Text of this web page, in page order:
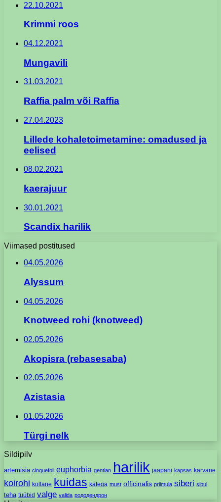
22.10.2021
Krimmi roos
04.12.2021
Mungavili
31.03.2021
Raffia palm või Raffia
27.04.2023
Lillede kohaletoimetamine: omadused ja
eelised
08.02.2021
kaerajuur
30.01.2021
Scandix harilik
Viimased postitused
04.05.2026
Alyssum
04.05.2026
Knotweed rohi (knotweed)
02.05.2026
Akopisra (rebasesaba)
02.05.2026
Azistasia
01.05.2026
Türgi nelk
Sildipilv
artemisia cinquefoil euphorbia gentian harilik jaapani kapsas karvane
koirohi kollane kuidas kätega must officinalis priimula siberi sibul
teha tüübid valge valida рододендрон